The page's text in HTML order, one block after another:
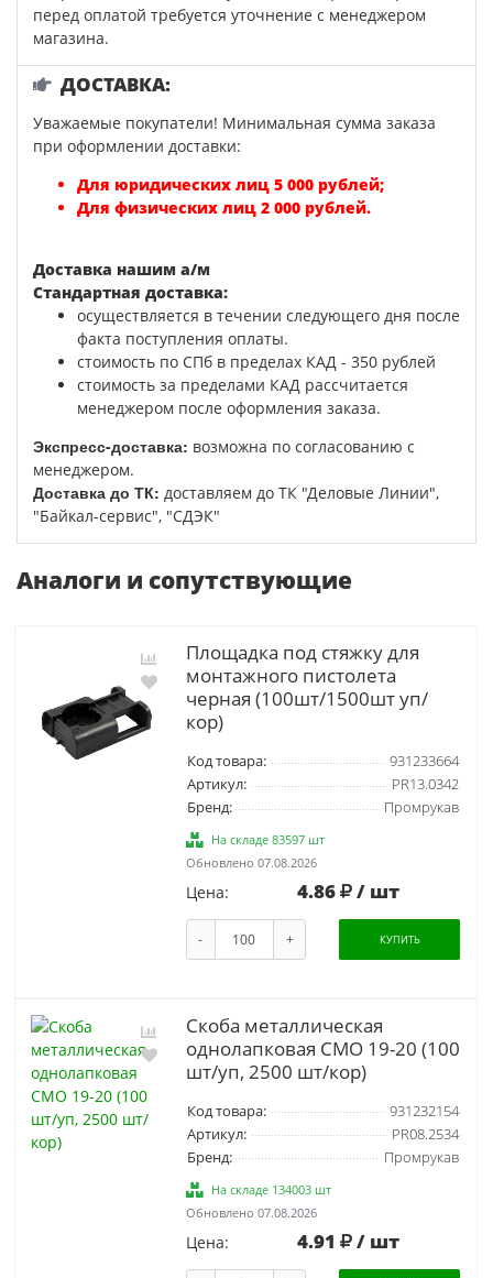
перед оплатой требуется уточнение с менеджером
магазина.
ДОСТАВКА:
Уважаемые покупатели! Минимальная сумма заказа
при оформлении доставки:
Для юридических лиц 5 000 рублей;
Для физических лиц 2 000 рублей.
Доставка нашим а/м
Стандартная доставка:
осуществляется в течении следующего дня после
факта поступления оплаты.
стоимость по СПб в пределах КАД - 350 рублей
стоимость за пределами КАД рассчитается
менеджером после оформления заказа.
Экспресс-доставка: возможна по согласованию с
менеджером.
Доставка до ТК: доставляем до ТК "Деловые Линии",
"Байкал-сервис", "СДЭК"
Аналоги и сопутствующие
Площадка под стяжку для
монтажного пистолета
черная (100шт/1500шт уп/
кор)
Код товара:
931233664
Артикул:
PR13.0342
Бренд:
Промрукав
На складе 83597 шт
Обновлено 07.08.2026
Цена: 4.86 / шт
- + КУПИТЬ
Скоба металлическая
однолапковая СМО 19-20 (100
шт/уп, 2500 шт/кор)
Код товара:
931232154
Артикул:
PR08.2534
Бренд:
Промрукав
На складе 134003 шт
Обновлено 07.08.2026
Цена: 4.91 / шт